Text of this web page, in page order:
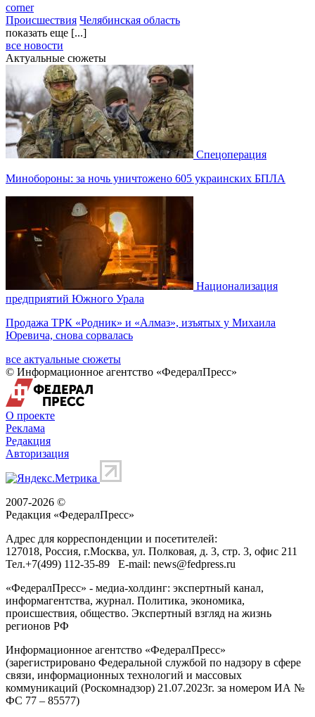
corner
Происшествия Челябинская область
показать еще [...]
все новости
Актуальные сюжеты
Спецоперация
Минобороны: за ночь уничтожено 605 украинских БПЛА
Национализация
предприятий Южного Урала
Продажа ТРК «Родник» и «Алмаз», изъятых у Михаила
Юревича, снова сорвалась
все актуальные сюжеты
© Информационное агентство «ФедералПресс»
О проекте
Реклама
Редакция
Авторизация
2007-2026 ©
Редакция «ФедералПресс»
Адрес для корреспонденции и посетителей:
127018, Россия, г.Москва, ул. Полковая, д. 3, стр. 3, офис 211
Тел.+7(499) 112-35-89 E-mail: news@fedpress.ru
«ФедералПресс» - медиа-холдинг: экспертный канал,
информагентства, журнал. Политика, экономика,
происшествия, общество. Экспертный взгляд на жизнь
регионов РФ
Информационное агентство «ФедералПресс»
(зарегистрировано Федеральной службой по надзору в сфере
связи, информационных технологий и массовых
коммуникаций (Роскомнадзор) 21.07.2023г. за номером ИА №
ФС 77 – 85577)